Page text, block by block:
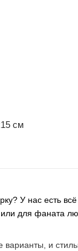
У нас есть
для фаната
и
см